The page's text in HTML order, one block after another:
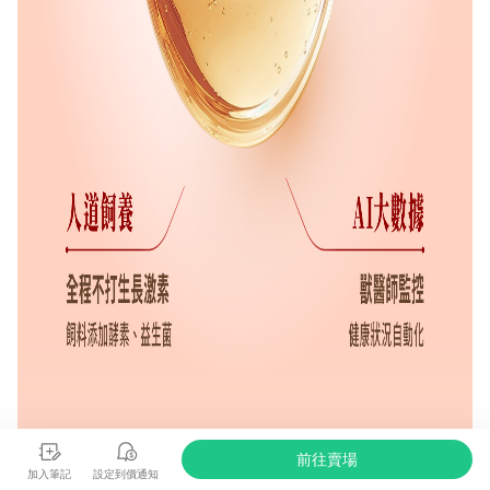
加入筆記 設定到價通知
前往賣場